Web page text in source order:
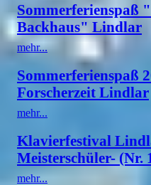
Sommerferienspaß
Backhaus" Lindlar
mehr...
Sommerferienspaß
Forscherzeit Lindlar
mehr...
Klavierfestival
Meisterschüler-
mehr...